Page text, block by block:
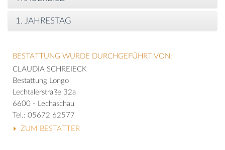
1. JAHRESTAG
BESTATTUNG WURDE DURCHGEFÜHRT VON:
CLAUDIA SCHREIECK
Bestattung Longo
Lechtalerstraße 32a
6600 - Lechaschau
Tel.: 05672 62577
ZUM BESTATTER